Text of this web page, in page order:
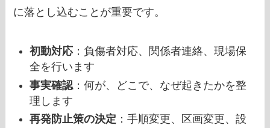
に落とし込むことが重要です。
初動対応：負傷者対応、関係者連絡、現場保
全を行います
事実確認 ：何が、どこで、なぜ起きたかを整
理します
再発防止策の決定 ：手順変更、区画変更、設